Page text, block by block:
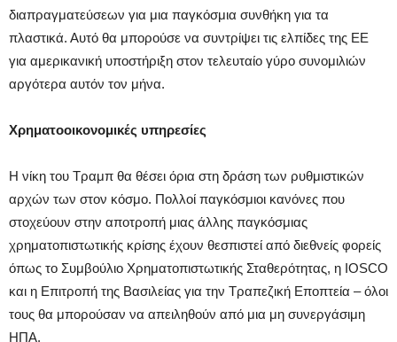
διαπραγματεύσεων για μια παγκόσμια συνθήκη για τα
πλαστικά. Αυτό θα μπορούσε να συντρίψει τις ελπίδες της ΕΕ
για αμερικανική υποστήριξη στον τελευταίο γύρο συνομιλιών
αργότερα αυτόν τον μήνα.
Χρηματοοικονομικές υπηρεσίες
Η νίκη του Τραμπ θα θέσει όρια στη δράση των ρυθμιστικών
αρχών των στον κόσμο. Πολλοί παγκόσμιοι κανόνες που
στοχεύουν στην αποτροπή μιας άλλης παγκόσμιας
χρηματοπιστωτικής κρίσης έχουν θεσπιστεί από διεθνείς φορείς
όπως το Συμβούλιο Χρηματοπιστωτικής Σταθερότητας, η IOSCO
και η Επιτροπή της Βασιλείας για την Τραπεζική Εποπτεία – όλοι
τους θα μπορούσαν να απειληθούν από μια μη συνεργάσιμη
ΗΠΑ.